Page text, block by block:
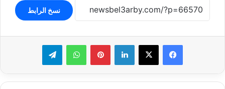
نسخ الرابط
لينكدإن بينتيريستواتساب تيلقرام